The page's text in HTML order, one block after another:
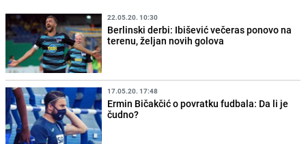
22.05.20. 10:30
Berlinski derbi: Ibišević večeras ponovo na
terenu, željan novih golova
17.05.20. 17:48
Ermin Bičakčić o povratku fudbala: Da li je
čudno?